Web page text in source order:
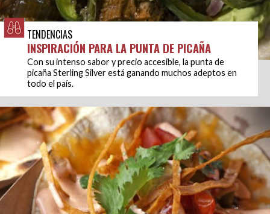
TENDENCIAS
INSPIRACIÓN PARA LA PUNTA DE PICAÑA
Con su intenso sabor y precio accesible, la punta de
picaña Sterling Silver está ganando muchos adeptos en
todo el país.